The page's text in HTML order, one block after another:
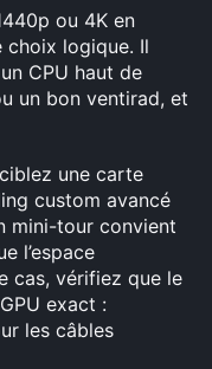
ou 4K en
choix logique. Il
CPU haut de
un bon ventirad, et
une carte
custom avancé
mini-tour convient
l’espace
cas, vérifiez que le
exact :
les câbles